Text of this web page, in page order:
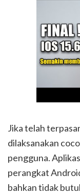
Jika telah
dilaksanakan
pengguna.
perangkat
bahkan tidak